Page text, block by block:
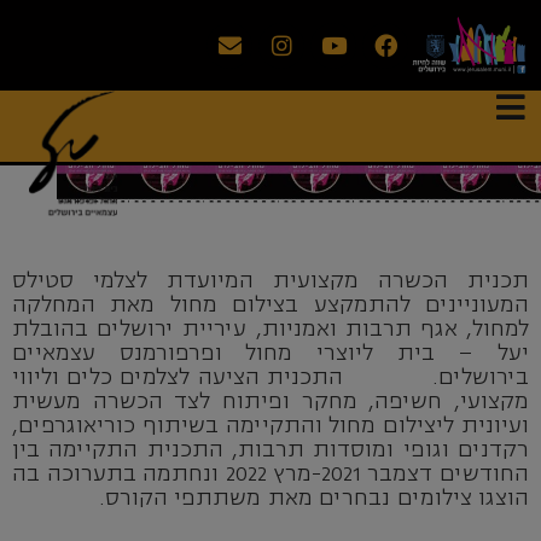
תכנית הכשרה מקצועית המיועדת לצלמי סטילס
המעוניינים להתמקצע בצילום מחול מאת המחלקה
למחול, אגף תרבות ואמניות, עיריית ירושלים בהובלת
יעל – בית ליוצרי מחול ופרפורמנס עצמאיים
בירושלים. התכנית הציעה לצלמים כלים וליווי
מקצועי, חשיפה, מחקר ופיתוח לצד הכשרה מעשית
ועיונית ליצילום מחול והתקיימה בשיתוף כוריאוגרפים,
רקדנים וגופי ומוסדות תרבות, התכנית התקיימה בין
החודשים דצמבר 2021-מרץ 2022 ונחתמה בתערוכה בה
הוצגו צילומים נבחרים מאת משתתפי הקורס.